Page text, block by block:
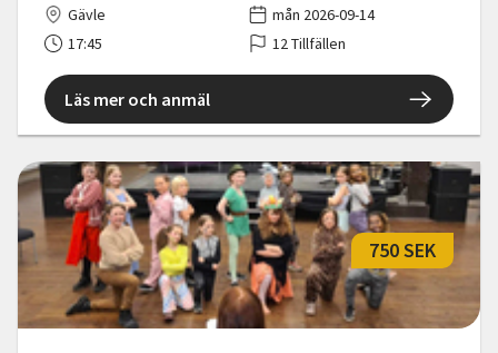
Gävle
mån 2026-09-14
17:45
12 Tillfällen
Läs mer och anmäl
750 SEK